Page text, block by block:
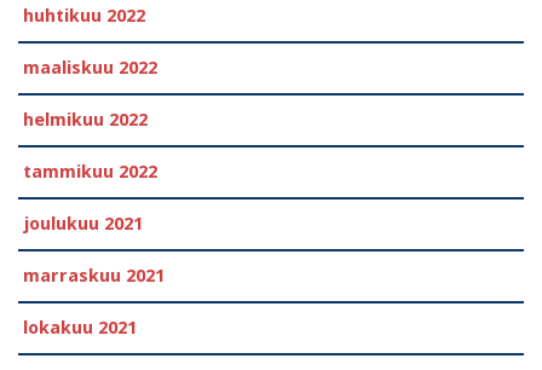
huhtikuu 2022
maaliskuu 2022
helmikuu 2022
tammikuu 2022
joulukuu 2021
marraskuu 2021
lokakuu 2021